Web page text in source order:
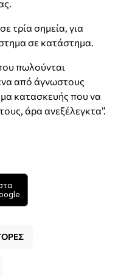
τρία σημεία, για
σε κατάστημα.
πωλούνται
από άγνωστους
κατασκευής που να
άρα ανεξέλεγκτα”.